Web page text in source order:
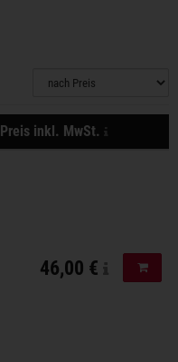
Preis inkl. MwSt.
Aktionen
46,00 €